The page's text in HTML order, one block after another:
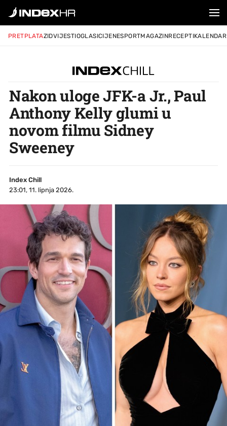
PRETPLATAZIDVIJESTIOGLASICIJENESPORTMAGAZINRECEPTIKALENDAR
Nakon uloge JFK-a Jr., Paul
Anthony Kelly glumi u
novom filmu Sidney
Sweeney
Index Chill
23:01, 11. lipnja 2026.